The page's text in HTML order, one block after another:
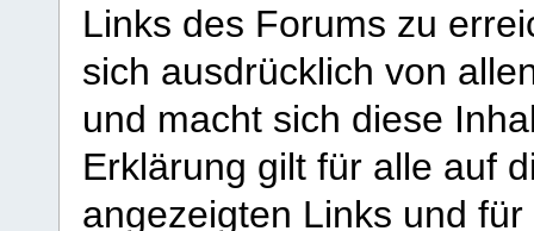
Links des Forums zu
sich ausdrücklich von
und macht sich diese
Erklärung gilt für alle auf
angezeigten Links und